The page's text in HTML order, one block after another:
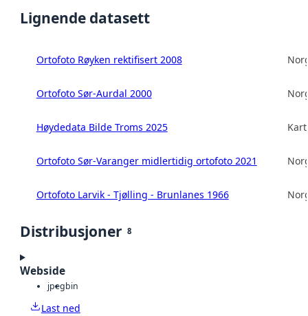
Lignende datasett
Ortofoto Røyken rektifisert 2008
Ortofoto Sør-Aurdal 2000
Høydedata Bilde Troms 2025
Ortofoto Sør-Varanger midlertidig ortofoto 2021
Ortofoto Larvik - Tjølling - Brunlanes 1966
Distribusjoner 8
Webside
jpegbin
Last ned